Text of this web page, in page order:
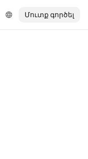
Մուտք գործել